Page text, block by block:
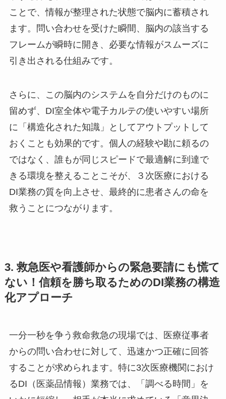
ことで、情報が整理された状態で脳内に蓄積され
ます。問い合わせを受けた瞬間、脳内の該当する
フレームが瞬時に開き、必要な情報がスムーズに
引き出される仕組みです。
さらに、この脳内のシステムを自分だけのものに
留めず、DI室全体や電子カルテの使いやすい場所
に「構造化された知識」としてアウトプットして
おくことも効果的です。個人の経験や勘に頼るの
ではなく、誰もが同じスピードで最適解に到達で
きる環境を整えることこそが、３次医療における
DI業務の質を向上させ、最終的に患者さんの命を
救うことにつながります。
3. 救急医や看護師からの緊急要請にも慌て
ない！信頼を勝ち取るためのDI業務の構造
化アプローチ
一分一秒を争う救命救急の現場では、医療従事者
からの問い合わせに対して、迅速かつ正確に回答
することが求められます。特に3次医療機関におけ
るDI（医薬品情報）業務では、「調べる時間」を